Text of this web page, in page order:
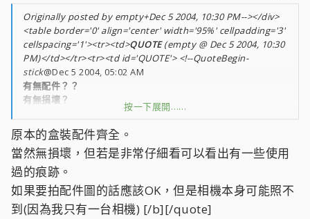
Originally posted by empty+Dec 5 2004, 10:30 PM--></div>
<table border='0' align='center' width='95%' cellpadding='3'
cellspacing='1'><tr><td>QUOTE(empty @ Dec 5 2004, 10:30
PM)</td></tr><tr><td id='QUOTE'> <!--QuoteBegin-
stick@Dec 5 2004, 05:02 AM
有無配件？？
有無損壞？
我認為說清楚點會更多人想買！
好東西不過我買不起！只能用A70來撐嘍！
按一下展開……
原本的盒裝配件齊全。
當然無損壞，但若是非常仔細看可以看出有一些使用
過的痕跡。
如果要拍配件圖的話應該OK，但是相機本身可能照不
到(因為我只有一台相機) [/b][/quote]